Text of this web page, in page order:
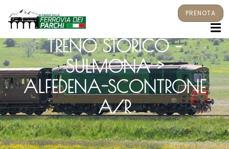
PRENOTA
TRENO STORICO –
SULMONA >
ALFEDENA-SCONTRONE
A/R